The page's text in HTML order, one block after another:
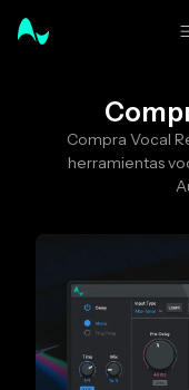
Compra Vocal
herramientas